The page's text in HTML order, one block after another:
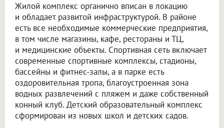
Жилой комплекс органично вписан в локацию
и обладает развитой инфраструктурой. В районе
есть все необходимые коммерческие предприятия,
в том числе магазины, кафе, рестораны и ТЦ,
и медицинские объекты. Спортивная сеть включает
современные спортивные комплексы, стадионы,
бассейны и фитнес-залы, а в парке есть
оздоровительная тропа, благоустроенная зона
водных развлечений с пляжем и даже собственный
конный клуб. Детский образовательный комплекс
сформирован из новых школ и детских садов.